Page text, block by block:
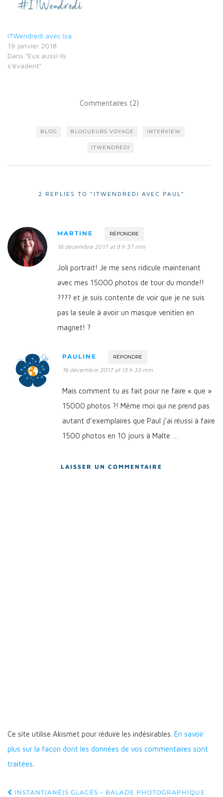
ITWendredi avec Isa
19 janvier 2018
Dans "Eux aussi ils
s'évadent"
Commentaires (2)
BLOG BLOGUEURS VOYAGE INTERVIEW
ITWENDREDI
2 REPLIES TO “ITWENDREDI AVEC PAUL”
MARTINE RÉPONDRE
16 décembre 2017 at 8 h 37 min
Joli portrait! Je me sens ridicule maintenant
avec mes 15000 photos de tour du monde!!
???? et je suis contente de voir que je ne suis
pas la seule à avoir un masque venitien en
magnet! ?
PAULINE RÉPONDRE
16 décembre 2017 at 13 h 33 min
Mais comment tu as fait pour ne faire « que »
15000 photos ?! Même moi qui ne prend pas
autant d’exemplaires que Paul j’ai réussi à faire
1500 photos en 10 jours à Malte …
LAISSER UN COMMENTAIRE
Ce site utilise Akismet pour réduire les indésirables. En savoir
plus sur la façon dont les données de vos commentaires sont
traitées
Navigation
INSTANT(ANÉ)S GLACÉS – BALADE PHOTOGRAPHIQUE